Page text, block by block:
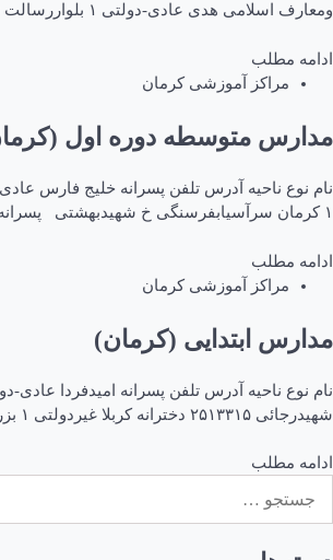
ومعارف اسلامی هدى عادی-دولتی ۱ بلواررسالت نرسیده به دانشگاه آزاد ۳۲۲۰۰۳۶ پسرانه دبیرستان و […]
ادامه مطلب
مراکز آموزشی کرمان
مدارس متوسطه دوره اول
۱ کرمان سرآسیابفرسنگی خ شهیدبهشتی پسرانه عباس سعید عادی-دولتی ۱ کرمان شهرک شهیدایرانمنش جنب کلانترى پسرانه طالقانی […]
ادامه مطلب
مراکز آموزشی کرمان
مدارس ابتدایی (کرمان)
شهیدرجائی ۲۵۱۳۳۱۵ دخترانه کربلا غیردولتی ۱ بزرگراه امام روبروى هتل گواشیرپشت لی لی پوت ۳۲۲۴۶۰۸ پسرانه شهیدمحمدنگارستانی عادی-دولتی ۱ […]
ادامه مطلب
برای: